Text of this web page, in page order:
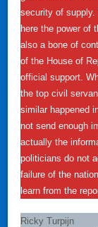
security of supply.
here the power of
also a bone of
of the House of
official support.
the top civil
similar happened
not send enough
actually the
politicians do not
failure of the
learn from the
Ricky Turpijn